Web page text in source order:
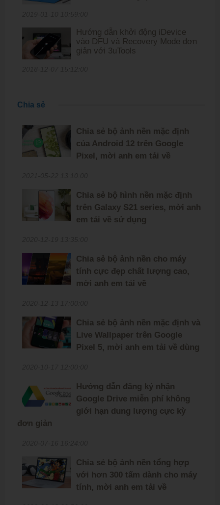
Hướng dẫn khởi động iDevice
vào DFU và Recovery Mode đơn
giản với 3uTools
Chia sẻ
Chia sẻ bộ ảnh nền mặc định
của Android 12 trên Google
Pixel, mời anh em tải về
Chia sẻ bộ hình nền mặc định
trên Galaxy S21 series, mời anh
em tải về sử dụng
Chia sẻ bộ ảnh nền cho máy
tính cực đẹp chất lượng cao,
mời anh em tải về
Chia sẻ bộ ảnh nền mặc định và
Live Wallpaper trên Google
Pixel 5, mời anh em tải về dùng
Hướng dẫn đăng ký nhận
Google Drive miễn phí không
giới hạn dung lượng cực kỳ
đơn giản
Chia sẻ bộ ảnh nền tổng hợp
với hơn 300 tấm dành cho máy
tính, mời anh em tải về